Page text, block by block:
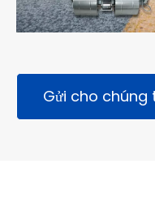
Gửi cho chúng